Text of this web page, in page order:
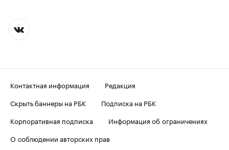
Контактная информация
Редакция
Скрыть баннеры на РБК
Подписка на РБК
Корпоративная подписка
Информация об ограничениях
О соблюдении авторских прав